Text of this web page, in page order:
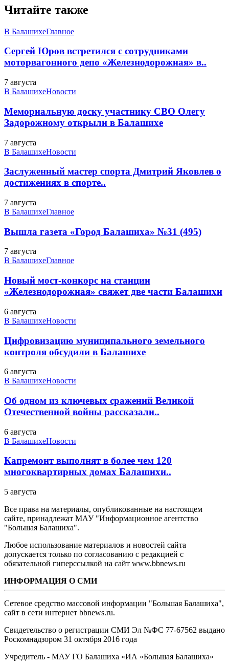
Читайте также
В БалашихеГлавное
Сергей Юров встретился с сотрудниками
моторвагонного депо «Железнодорожная» в..
7 августа
В БалашихеНовости
Мемориальную доску участнику СВО Олегу
Задорожному открыли в Балашихе
7 августа
В БалашихеНовости
Заслуженный мастер спорта Дмитрий Яковлев о
достижениях в спорте..
7 августа
В БалашихеГлавное
Вышла газета «Город Балашиха» №31 (495)
7 августа
В БалашихеГлавное
Новый мост-конкорс на станции
«Железнодорожная» свяжет две части Балашихи
6 августа
В БалашихеНовости
Цифровизацию муниципального земельного
контроля обсудили в Балашихе
6 августа
В БалашихеНовости
Об одном из ключевых сражений Великой
Отечественной войны рассказали..
6 августа
В БалашихеНовости
Капремонт выполнят в более чем 120
многоквартирных домах Балашихи..
5 августа
Все права на материалы, опубликованные на настоящем
сайте, принадлежат МАУ "Информационное агентство
"Большая Балашиха".
Любое использование материалов и новостей сайта
допускается только по согласованию с редакцией с
обязательной гиперссылкой на сайт www.bbnews.ru
ИНФОРМАЦИЯ О СМИ
Сетевое средство массовой информации "Большая Балашиха",
сайт в сети интернет bbnews.ru.
Свидетельство о регистрации СМИ Эл №ФС ‎77-67562 выдано
Роскомнадзором 31 октября 2016 года
Учредитель - МАУ ГО Балашиха «ИА «Большая Балашиха»